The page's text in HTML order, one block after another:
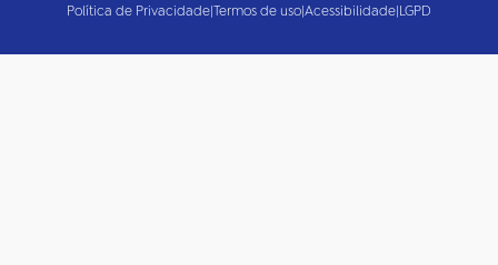
Política de Privacidade|Termos de uso|Acessibilidade|LGPD